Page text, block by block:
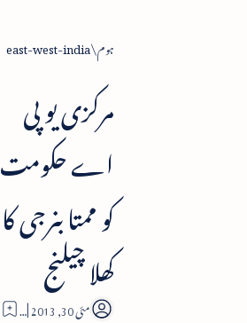
ہوم east-west-india
مرکزی یو پی
اے حکومت
کو ممتا بنرجی کا
کھلا چیلنج
2